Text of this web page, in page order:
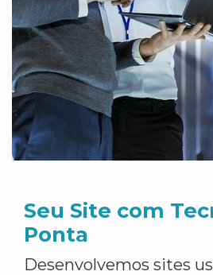
Seu Site com
Ponta
Desenvolvemos sites